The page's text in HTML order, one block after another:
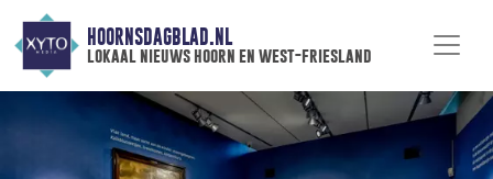
HOORNSDAGBLAD.NL
lokaal nieuws hoorn en west-friesland